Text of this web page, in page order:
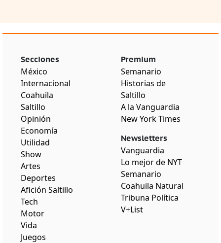
Secciones
México
Internacional
Coahuila
Saltillo
Opinión
Economía
Utilidad
Show
Artes
Deportes
Afición Saltillo
Tech
Motor
Vida
Juegos
Premium
Semanario
Historias de
Saltillo
A la Vanguardia
New York Times
Newsletters
Vanguardia
Lo mejor de NYT
Semanario
Coahuila Natural
Tribuna Política
V+List